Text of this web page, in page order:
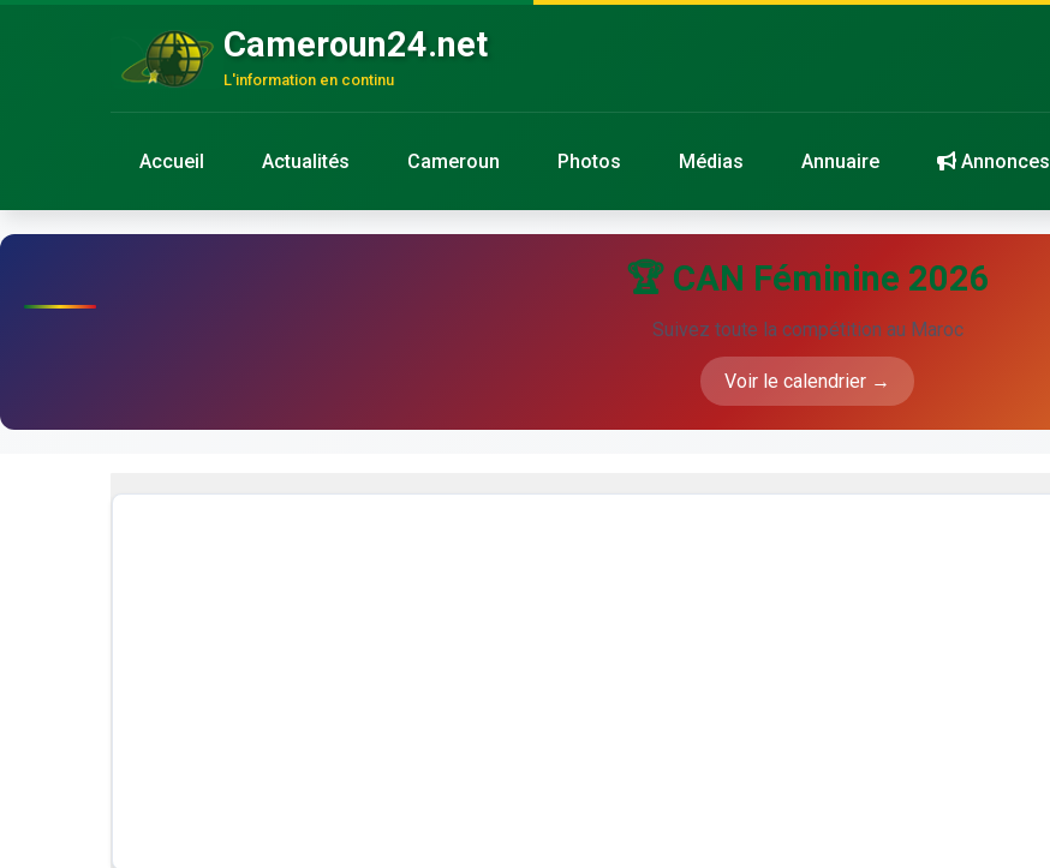
Cameroun24.net
L'information en continu
Accueil Actualités Cameroun Photos Médias Annuaire Annonces
🏆 CAN Féminine 2026
Suivez toute la compétition au Maroc
Voir le calendrier →